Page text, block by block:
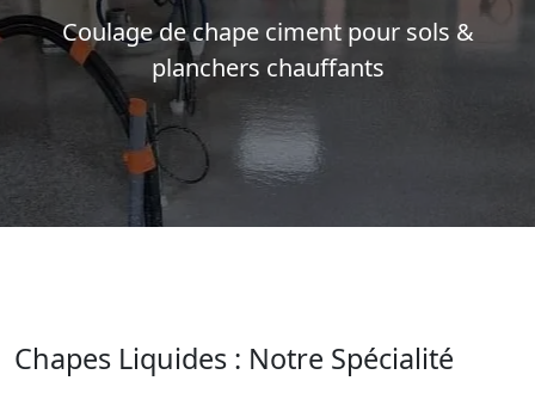
Coulage de chape ciment pour sols &
planchers chauffants
Chapes Liquides : Notre Spécialité